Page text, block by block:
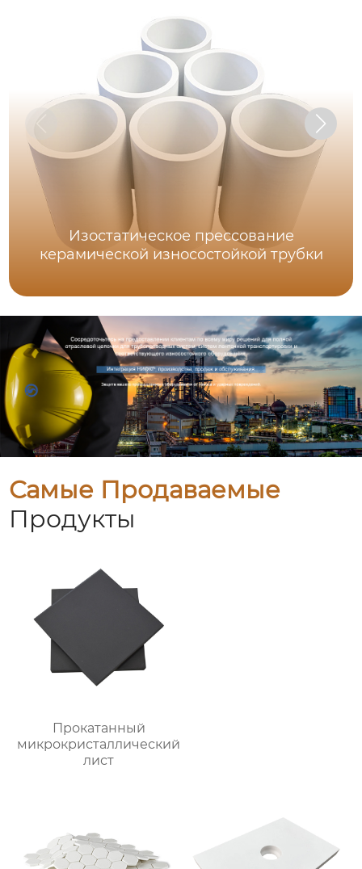
Изостатическое прессование
керамической износостойкой трубки
Самые Продаваемые
Продукты
Прокатанный
микрокристаллический
лист